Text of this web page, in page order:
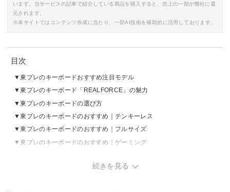
います。当サービスの記事で紹介している商品を購入すると、売上の一部が弊社に還
元されます。
※本サイトではコンテンツ作成に当たり、一部AI技術を補助的に活用しております。
目次
東プレのキーボードおすすめ注目モデル
東プレのキーボード「REALFORCE」の魅力
東プレのキーボードの選び方
東プレのキーボードのおすすめ｜テンキーレス
東プレのキーボードのおすすめ｜フルサイズ
東プレのキーボードのおすすめ｜ゲーミング
続きを見る